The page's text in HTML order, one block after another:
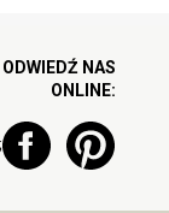
ODWIEDŹ NAS
ONLINE: